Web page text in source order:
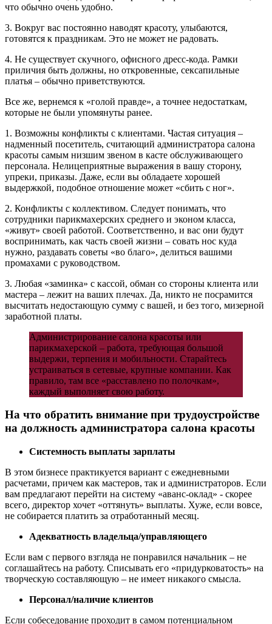
что обычно очень удобно.
3. Вокруг вас постоянно наводят красоту, улыбаются,
готовятся к праздникам. Это не может не радовать.
4. Не существует скучного, офисного дресс-кода. Рамки
приличия быть должны, но откровенные, сексапильные
платья – обычно приветствуются.
Все же, вернемся к «голой правде», а точнее недостаткам,
которые не были упомянуты ранее.
1. Возможны конфликты с клиентами. Частая ситуация –
надменный посетитель, считающий администратора салона
красоты самым низшим звеном в касте обслуживающего
персонала. Нелицеприятные выражения в вашу сторону,
упреки, приказы. Даже, если вы обладаете хорошей
выдержкой, подобное отношение может «сбить с ног».
2. Конфликты с коллективом. Следует понимать, что
сотрудники парикмахерских среднего и эконом класса,
«живут» своей работой. Соответственно, и вас они будут
воспринимать, как часть своей жизни – совать нос куда
нужно, раздавать советы «во благо», делиться вашими
промахами с руководством.
3. Любая «заминка» с кассой, обман со стороны клиента или
мастера – лежит на ваших плечах. Да, никто не посрамится
высчитать недостающую сумму с вашей, и без того, мизерной
заработной платы.
Администрирование салона красоты или
парикмахерской – работа, требующая большой
выдержи, терпения и мобильности. Старайтесь
устраиваться в сетевые, крупные компании. Как
правило, там все «расставлено по полочкам»,
каждый выполняет свою работу.
На что обратить внимание при трудоустройстве
на должность администратора салона красоты
Системность выплаты зарплаты
В этом бизнесе практикуется вариант с ежедневными
расчетами, причем как мастеров, так и администраторов. Если
вам предлагают перейти на систему «аванс-оклад» - скорее
всего, директор хочет «оттянуть» выплаты. Хуже, если вовсе,
не собирается платить за отработанный месяц.
Адекватность владельца/управляющего
Если вам с первого взгляда не понравился начальник – не
соглашайтесь на работу. Списывать его «придурковатость» на
творческую составляющую – не имеет никакого смысла.
Персонал/наличие клиентов
Если собеседование проходит в самом потенциальном